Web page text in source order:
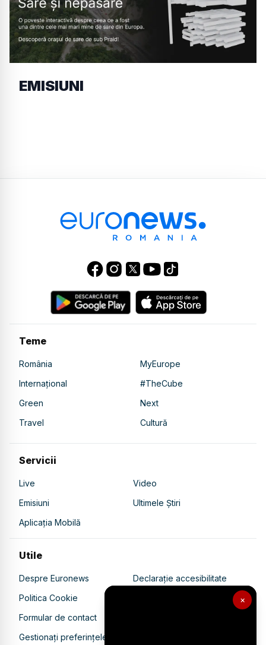
×
EMISIUNI
Teme
România
MyEurope
Internațional
#TheCube
Green
Next
Travel
Cultură
Servicii
Live
Video
Emisiuni
Ultimele Știri
Aplicația Mobilă
Utile
Despre Euronews
Declarație accesibilitate
Politica Cookie
Politica de confidențialitate
Formular de contact
Gestionați preferințele